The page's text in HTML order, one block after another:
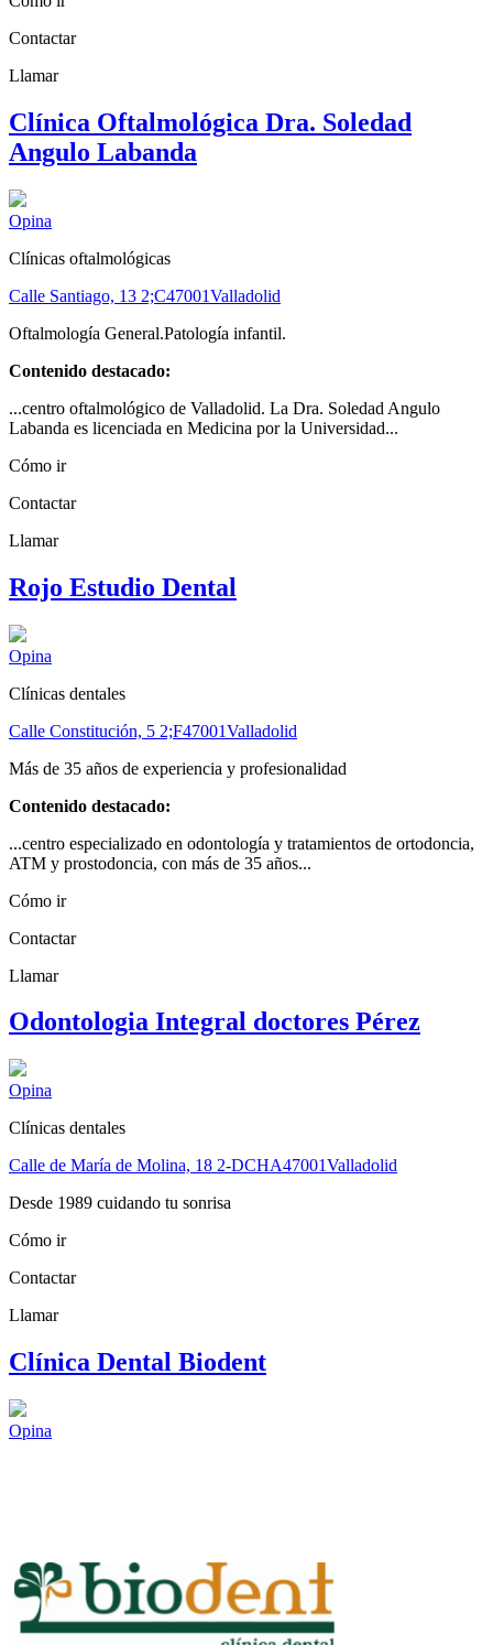
Contactar
Llamar
Clínica Oftalmológica Dra. Soledad
Angulo Labanda
Opina
Clínicas oftalmológicas
Calle Santiago, 13 2;C47001Valladolid
Oftalmología General.Patología infantil.
Contenido destacado:
...centro oftalmológico de Valladolid. La Dra. Soledad Angulo
Labanda es licenciada en Medicina por la Universidad...
Cómo ir
Contactar
Llamar
Rojo Estudio Dental
Opina
Clínicas dentales
Calle Constitución, 5 2;F47001Valladolid
Más de 35 años de experiencia y profesionalidad
Contenido destacado:
...centro especializado en odontología y tratamientos de ortodoncia,
ATM y prostodoncia, con más de 35 años...
Cómo ir
Contactar
Llamar
Odontologia Integral doctores Pérez
Opina
Clínicas dentales
Calle de María de Molina, 18 2-DCHA47001Valladolid
Desde 1989 cuidando tu sonrisa
Cómo ir
Contactar
Llamar
Clínica Dental Biodent
Opina